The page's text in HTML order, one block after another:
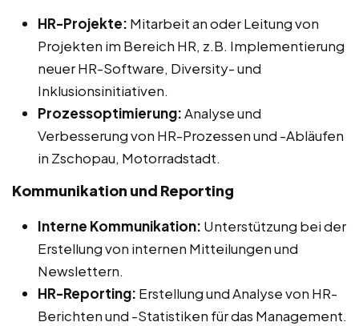
HR-Projekte: Mitarbeit an oder Leitung von
Projekten im Bereich HR, z.B. Implementierung
neuer HR-Software, Diversity- und
Inklusionsinitiativen.
Prozessoptimierung:Analyse und
Verbesserung von HR-Prozessen und -Abläufen
in Zschopau, Motorradstadt.
Kommunikation und Reporting
Interne Kommunikation: Unterstützung bei der
Erstellung von internen Mitteilungen und
Newslettern.
HR-Reporting: Erstellung und Analyse von HR-
Berichten und -Statistiken für das Management.